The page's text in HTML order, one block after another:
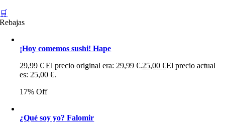
🛒
Rebajas
¡Hoy comemos sushi! Hape
29,99€ El precio original era: 29,99 €.25,00€El precio actual
es: 25,00 €.
17% Off
¿Qué soy yo? Falomir